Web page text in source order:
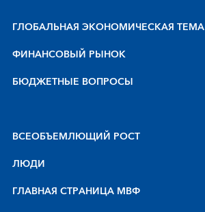
ГЛОБАЛЬНАЯ ЭКОНОМИЧЕСКАЯ ТЕМА
ФИНАНСОВЫЙ РЫНОК
БЮДЖЕТНЫЕ ВОПРОСЫ
BCEOБЪEMЛЮЩИЙ POCT
ЛЮДИ
ГЛАВНАЯ СТРАНИЦА МВФ